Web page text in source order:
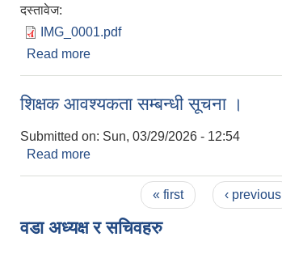
दस्तावेज:
IMG_0001.pdf
Read more
शिक्षक आवश्यकता सम्बन्धी सूचना ।
Submitted on: Sun, 03/29/2026 - 12:54
Read more
« first ‹ previous
वडा अध्यक्ष र सचिवहरु